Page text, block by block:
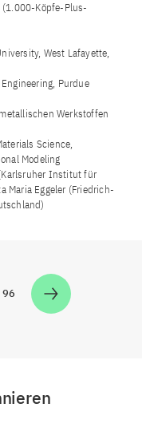
Köpfe-Plus-
West Lafayette,
Purdue
Werkstoffen
Science,
Modeling
Institut für
Maria Eggeler (Friedrich-
Zur Seite
96